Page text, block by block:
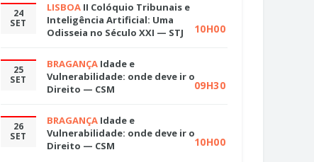
24
SET
LISBOA II Colóquio Tribunais e
Inteligência Artificial: Uma
Odisseia no Século XXI — STJ
10H00
25
SET
BRAGANÇA Idade e
Vulnerabilidade: onde deve ir o
Direito — CSM
09H30
26
SET
BRAGANÇA Idade e
Vulnerabilidade: onde deve ir o
Direito — CSM
10H00